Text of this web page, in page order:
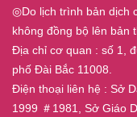
◎Do lịch trình bản dịch
không đồng bộ lên bản
Địa chỉ cơ quan : số 1,
phố Đài Bắc 11008.
Điện thoại liên hệ : Sở
1999 ＃1981, Sở Giáo